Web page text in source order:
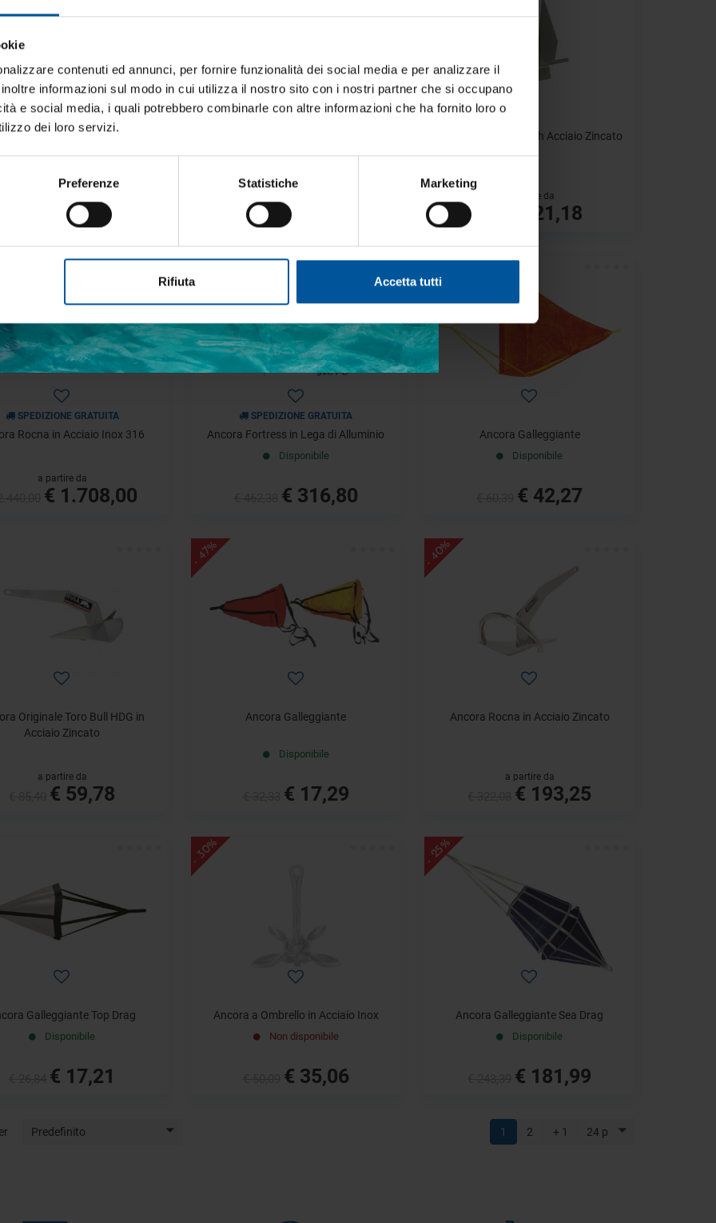
aggiornato sulle migliori occasioni per la
alla newsletter e ricevi le offerte più vantaggiose e selezionate per chi
ogni giorno. Con MTO trovi tutto ciò che serve davvero a bordo.
trattamento dati personali
ISCRIVITI
contenuti ed annunci, per fornire funzionalità dei social media e per analizzare il
informazioni sul modo in cui utilizza il nostro sito con i nostri partner che si occupano
e social media, i quali potrebbero combinarle con altre informazioni che ha fornito loro o
dei loro servizi.
Preferenze Statistiche Marketing
Rifiuta Accetta tutti
SPEDIZIONE GRATUITA
Originale Bull in Acciaio Inox
€ 199,41
SPEDIZIONE GRATUITA
salvataggio
€ 318,68 € 223,08
Ancora Tipo Danforth Acciaio Zincato
a partire da
€ 21,18
SPEDIZIONE GRATUITA
Rocna in Acciaio Inox 316
a partire da
€ 1.708,00
SPEDIZIONE GRATUITA
Ancora Fortress in Lega di Alluminio
Disponibile
€ 316,80
- 30%
Ancora Galleggiante
Disponibile
€ 42,27
Originale Toro Bull HDG in
Acciaio Zincato
a partire da
€ 59,78
- 47%
Ancora Galleggiante
Disponibile
€ 17,29
- 40%
Ancora Rocna in Acciaio Zincato
a partire da
€ 193,25
Galleggiante Top Drag
Disponibile
€ 17,21
- 30%
Ancora a Ombrello in Acciaio Inox
Non disponibile
€ 35,06
- 25%
Ancora Galleggiante Sea Drag
Disponibile
€ 181,99
Predefinito 24 p
1 2 + 1